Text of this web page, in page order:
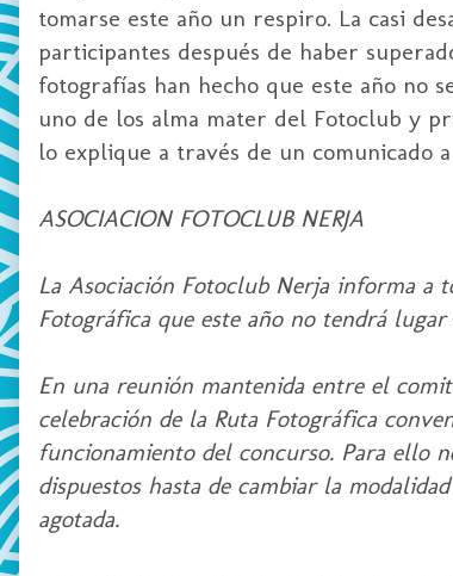
tomarse este año un respiro. La casi
participantes después de haber
fotografías han hecho que este año no
uno de los alma mater del Fotoclub y
lo explique a través de un comunicado
ASOCIACION FOTOCLUB NERJA
La Asociación Fotoclub Nerja informa a
Fotográfica que este año no tendrá
En una reunión mantenida entre el
celebración de la Ruta Fotográfica
funcionamiento del concurso. Para ello
dispuestos hasta de cambiar la
agotada.